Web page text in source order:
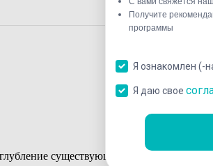
существующих знаний и